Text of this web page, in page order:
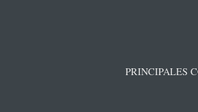
PRINCIPALES